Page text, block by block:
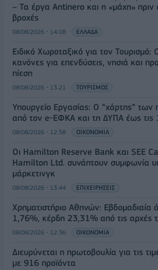
– Τα έργα Antinero και η «μάχη» πριν
βροχές
08/08/2026 - 14:08 ΕΛΛΑΔΑ
Ειδικό Χωροταξικό για τον Τουρισμό:
κανόνες για επενδύσεις, νησιά και
πίεση
08/08/2026 - 13:21 ΤΟΥΡΙΣΜΟΣ
Υπουργείο Εργασίας: Ο “χάρτης”
από τον e-ΕΦΚΑ και τη ΔΥΠΑ έως τις
08/08/2026 - 12:58 ΟΙΚΟΝΟΜΙΑ
Οι Hamilton Reserve Bank και SEE
Hamilton Ltd. συνάπτουν συμφωνία
μάρκετινγκ
08/08/2026 - 13:44 ΕΠΙΧΕΙΡΗΣΕΙΣ
Χρηματιστήριο Αθηνών: Εβδομαδιαία
1,76%, κέρδη 23,31% από τις αρχές
08/08/2026 - 12:36 ΟΙΚΟΝΟΜΙΑ
Διευρύνεται η πρωτοβουλία για τις
με 916 προϊόντα